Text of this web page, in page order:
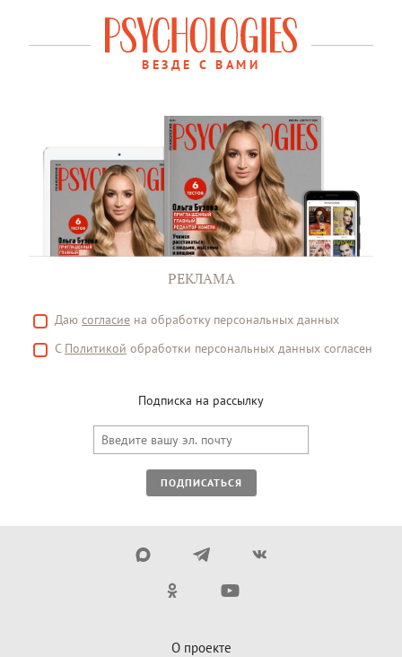
ВЕЗДЕ С ВАМИ
РЕКЛАМА
Даю согласие на обработку персональных данных
С Политикой обработки персональных данных согласен
Подписка на рассылку
ПОДПИСАТЬСЯ
О проекте